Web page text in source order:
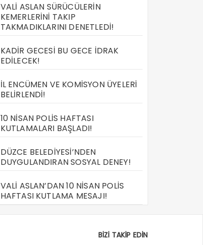
VALİ ASLAN SÜRÜCÜLERİN
KEMERLERİNİ TAKIP
TAKMADIKLARINI DENETLEDİ!
KADİR GECESİ BU GECE İDRAK
EDİLECEK!
İL ENCÜMEN VE KOMİSYON ÜYELERİ
BELİRLENDİ!
10 NİSAN POLİS HAFTASI
KUTLAMALARI BAŞLADI!
DÜZCE BELEDİYESİ’NDEN
DUYGULANDIRAN SOSYAL DENEY!
VALİ ASLAN’DAN 10 NİSAN POLİS
HAFTASI KUTLAMA MESAJI!
BİZİ TAKİP EDİN